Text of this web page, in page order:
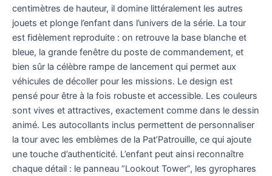
centimètres de hauteur, il domine littéralement les autres
jouets et plonge l’enfant dans l’univers de la série. La tour
est fidèlement reproduite : on retrouve la base blanche et
bleue, la grande fenêtre du poste de commandement, et
bien sûr la célèbre rampe de lancement qui permet aux
véhicules de décoller pour les missions. Le design est
pensé pour être à la fois robuste et accessible. Les couleurs
sont vives et attractives, exactement comme dans le dessin
animé. Les autocollants inclus permettent de personnaliser
la tour avec les emblèmes de la Pat’Patrouille, ce qui ajoute
une touche d’authenticité. L’enfant peut ainsi reconnaître
chaque détail : le panneau “Lookout Tower”, les gyrophares